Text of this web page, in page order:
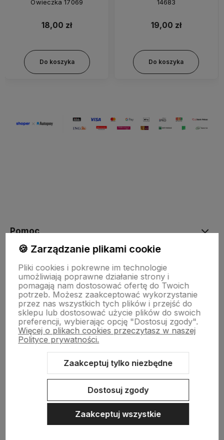
Owieczka 17069
18,00 zł
Do koszyka
14683
19,00 zł
Do koszyka
Pomoc
Moje konto
Płatności i dostawa
Informacje
🍪 Zarządzanie plikami cookie
Pliki cookies i pokrewne im technologie
umożliwiają poprawne działanie strony i
pomagają nam dostosować ofertę do Twoich
potrzeb. Możesz zaakceptować wykorzystanie
przez nas wszystkich tych plików i przejść do
sklepu lub dostosować użycie plików do swoich
preferencji, wybierając opcję "Dostosuj zgody".
Więcej o plikach cookies przeczytasz w naszej
Polityce prywatności.
Zaakceptuj tylko niezbędne
Dostosuj zgody
Zaakceptuj wszystkie